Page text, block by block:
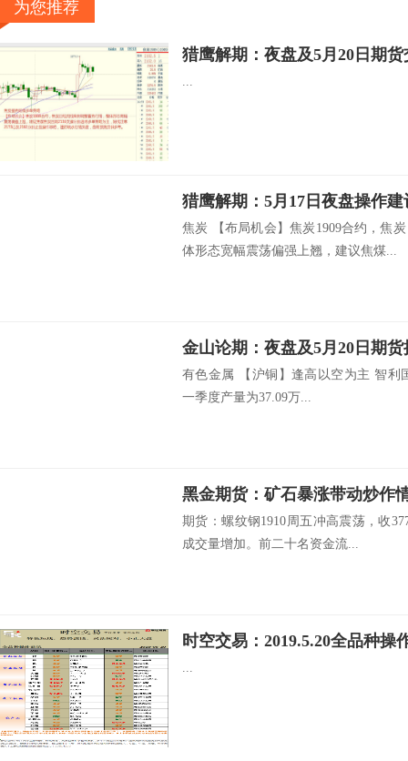
为您推荐
猎鹰解期：夜盘及5月20日期
...
猎鹰解期：5月17日夜盘操作建
焦炭 【布局机会】焦炭1909合约，焦
体形态宽幅震荡偏强上翘，建议焦煤...
金山论期：夜盘及5月20日期
有色金属 【沪铜】逢高以空为主 智利
一季度产量为37.09万...
黑金期货：矿石暴涨带动炒作
期货：螺纹钢1910周五冲高震荡，收
成交量增加。前二十名资金流...
时空交易：2019.5.20全品种操
...